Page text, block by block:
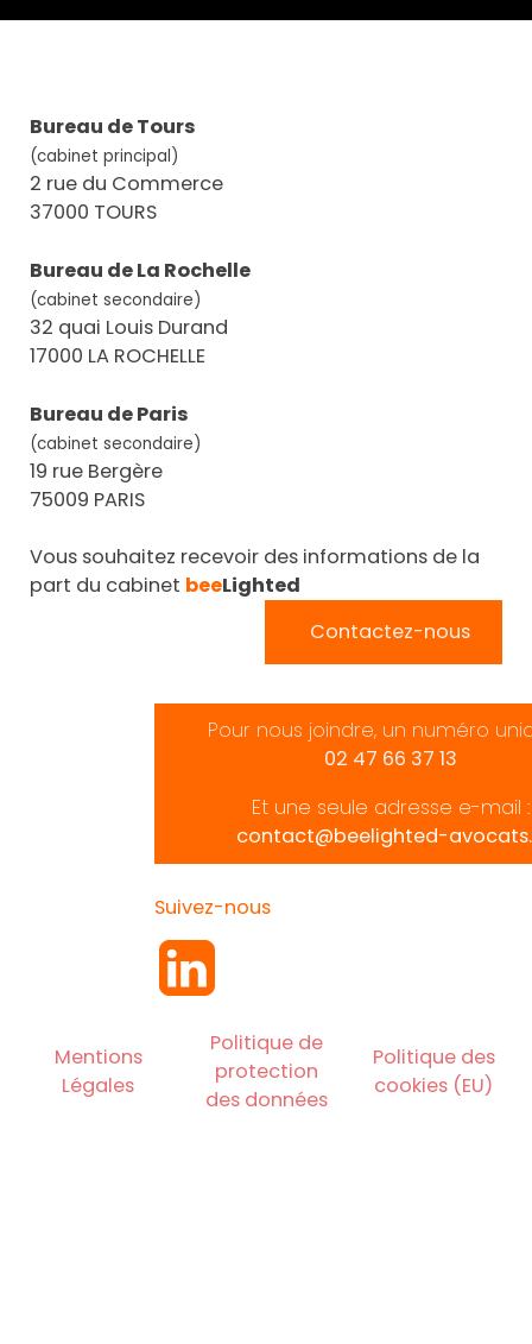
Bureau de Tours
(cabinet principal)
2 rue du Commerce
37000 TOURS
Bureau de La Rochelle
(cabinet secondaire)
32 quai Louis Durand
17000 LA ROCHELLE
Bureau de Paris
(cabinet secondaire)
19 rue Bergère
75009 PARIS
Vous souhaitez recevoir des informations de la
part du cabinet beeLighted
Contactez-nous
Pour nous joindre, un numéro
02 47 66 37 13
Et une seule adresse e-mail :
contact@beelighted-
Suivez-nous
Mentions
Légales
Politique de
protection
des données
Politique des
cookies (EU)